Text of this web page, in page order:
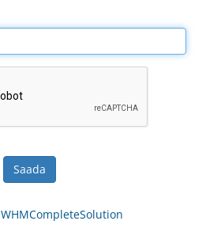
Saada
WHMCompleteSolution